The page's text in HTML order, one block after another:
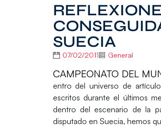
SUECIA
07/02/2011 General
CAMPEONATO DEL
entro del universo de
escritos durante el últimos
dentro del escenario de la
disputado en Suecia, hemos